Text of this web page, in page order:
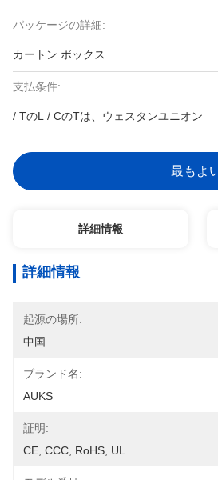
パッケージの詳細:
カートン ボックス
支払条件:
/ TのL / CのTは、ウェスタンユニオン
最もよ
詳細情報
詳細情報
起源の場所:
中国
ブランド名:
AUKS
証明:
CE, CCC, RoHS, UL